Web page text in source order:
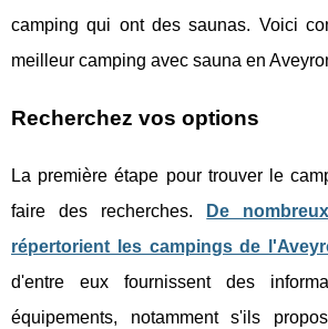
camping qui ont des saunas. Voici
meilleur camping avec sauna en
Recherchez vos options
La première étape pour trouver le
faire des recherches.
De
répertorient les campings de
d'entre eux fournissent des
équipements, notamment s'ils